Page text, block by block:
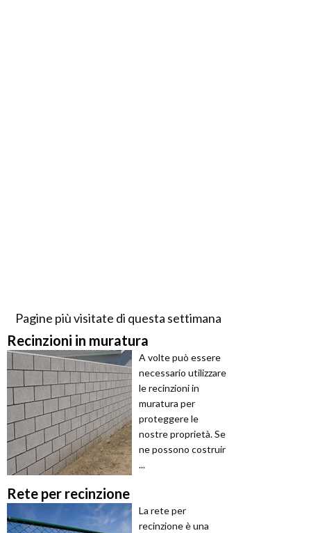
Pagine più visitate di questa settimana
Recinzioni in muratura
A volte può essere
necessario utilizzare
le recinzioni in
muratura per
proteggere le
nostre proprietà. Se
ne possono costruir
...
Rete per recinzione
La rete per
recinzione è una